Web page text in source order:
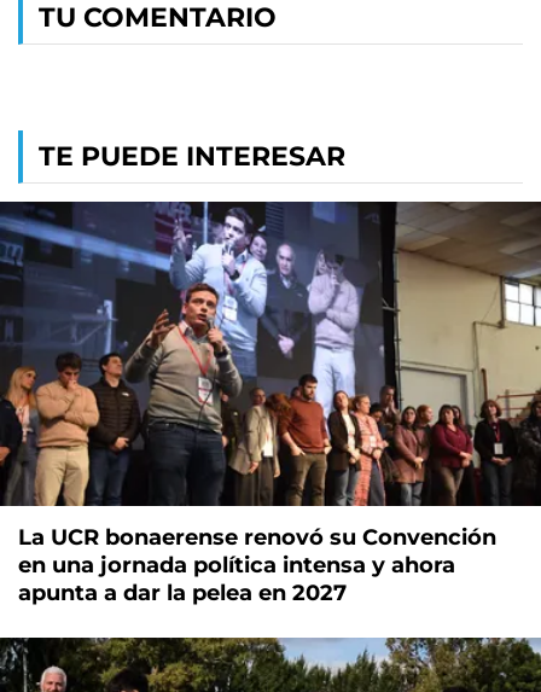
TU COMENTARIO
TE PUEDE INTERESAR
La UCR bonaerense renovó su Convención
en una jornada política intensa y ahora
apunta a dar la pelea en 2027